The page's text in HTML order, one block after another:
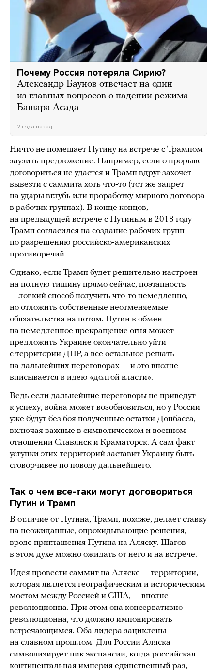
Почему Россия потеряла Сирию?
Александр Баунов отвечает на один
из главных вопросов о падении режима
Башара Асада
2 года назад
Ничто не помешает Путину на встрече с Трампом
заузить предложение. Например, если о прорыве
договориться не удастся и Трамп вдруг захочет
вывезти с саммита хоть что-то (тот же запрет
на удары вглубь или проработку мирного договора
в рабочих группах). В конце концов,
на предыдущей встрече с Путиным в 2018 году
Трамп согласился на создание рабочих групп
по разрешению российско-американских
противоречий.
Однако, если Трамп будет решительно настроен
на полную тишину прямо сейчас, поэтапность
— ловкий способ получить что-то немедленно,
но отложить собственные неотменяемые
обязательства на потом. Путин в обмен
на немедленное прекращение огня может
предложить Украине окончательно уйти
с территории ДНР, а все остальное решать
на дальнейших переговорах — и это вполне
вписывается в идею «долгой власти».
Ведь если дальнейшие переговоры не приведут
к успеху, война может возобновиться, но у России
уже будут без боя полученные остатки Донбасса,
включая важные в символическом и военном
отношении Славянск и Краматорск. А сам факт
уступки этих территорий заставит Украину быть
сговорчивее по поводу дальнейшего.
Так о чем все-таки могут договориться
Путин и Трамп
В отличие от Путина, Трамп, похоже, делает ставку
на неожиданные, опрокидывающие решения,
вроде приглашения Путина на Аляску. Шагов
в этом духе можно ожидать от него и на встрече.
Идея провести саммит на Аляске — территории,
которая является географическим и историческим
мостом между Россией и США, — вполне
революционна. При этом она консервативно-
революционна, что должно импонировать
встречающимся. Оба лидера зациклены
на славном прошлом. Для России Аляска
символизирует пик экспансии, когда российская
континентальная империя единственный раз,